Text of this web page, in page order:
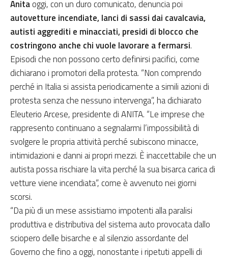
Anitaoggi, con un duro comunicato, denuncia poi
autovetture incendiate, lanci di sassi dai cavalcavia,
autisti aggrediti e minacciati, presidi di blocco che
costringono anche chi vuole lavorare a fermarsi.
Episodi che non possono certo definirsi pacifici, come
dichiarano i promotori della protesta. “Non comprendo
perché in Italia si assista periodicamente a simili azioni di
protesta senza che nessuno intervenga”, ha dichiarato
Eleuterio Arcese, presidente di ANITA. “Le imprese che
rappresento continuano a segnalarmi l’impossibilità di
svolgere le propria attività perché subiscono minacce,
intimidazioni e danni ai propri mezzi. È inaccettabile che un
autista possa rischiare la vita perché la sua bisarca carica di
vetture viene incendiata”, come è avvenuto nei giorni
scorsi.
“Da più di un mese assistiamo impotenti alla paralisi
produttiva e distributiva del sistema auto provocata dallo
sciopero delle bisarche e al silenzio assordante del
Governo che fino a oggi, nonostante i ripetuti appelli di